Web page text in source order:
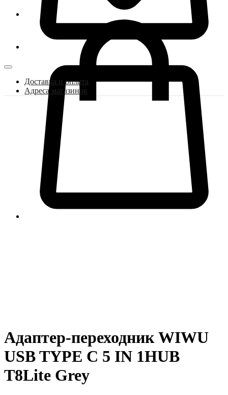
Доставка и оплата
Адреса магазинов
Адаптер-переходник WIWU
USB TYPE C 5 IN 1HUB
T8Lite Grey